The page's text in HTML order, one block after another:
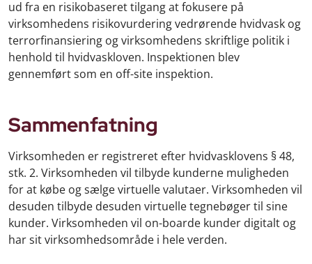
ud fra en risikobaseret tilgang at fokusere på
virksomhedens risikovurdering vedrørende hvidvask og
terrorfinansiering og virksomhedens skriftlige politik i
henhold til hvidvaskloven. Inspektionen blev
gennemført som en off-site inspektion.
Sammenfatning
Virksomheden er registreret efter hvidvasklovens § 48,
stk. 2. Virksomheden vil tilbyde kunderne muligheden
for at købe og sælge virtuelle valutaer. Virksomheden vil
desuden tilbyde desuden virtuelle tegnebøger til sine
kunder. Virksomheden vil on-boarde kunder digitalt og
har sit virksomhedsområde i hele verden.